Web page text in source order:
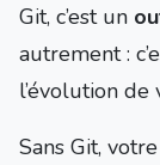
Git, c’est un
autrement :
l’évolution de
Sans Git,